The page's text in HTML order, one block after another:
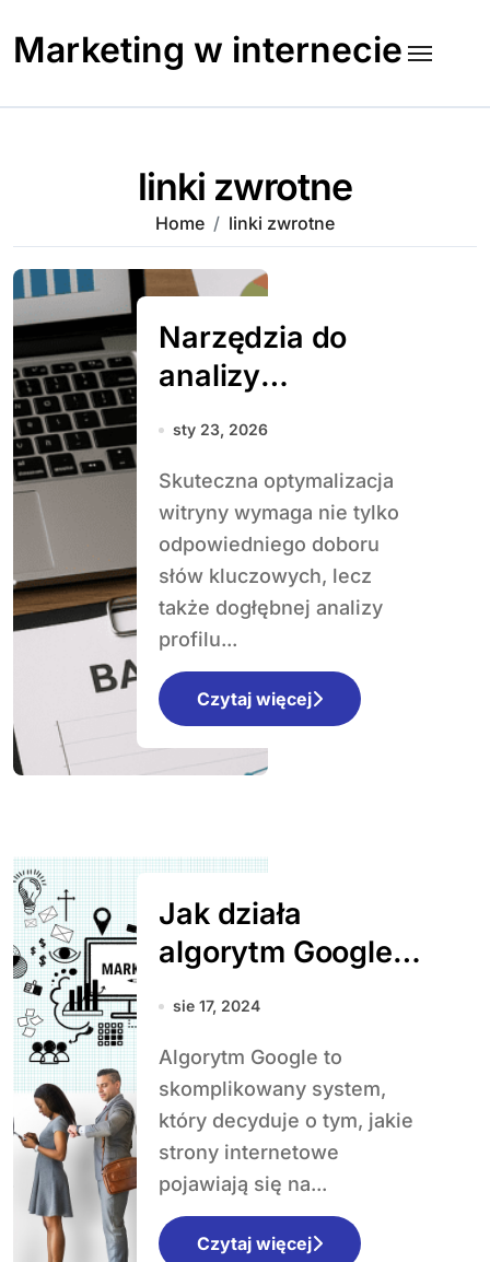
content
Marketing w internecie
linki zwrotne
Home linki zwrotne
Narzędzia do
analizy
backlinków –
topowych opcji
sty 23, 2026
Skuteczna optymalizacja
witryny wymaga nie tylko
odpowiedniego doboru
słów kluczowych, lecz
także dogłębnej analizy
profilu...
Czytaj więcej
Jak działa
algorytm Google?
Czynniki
w 2024 roku
sie 17, 2024
Algorytm Google to
skomplikowany system,
który decyduje o tym, jakie
strony internetowe
pojawiają się na...
Czytaj więcej